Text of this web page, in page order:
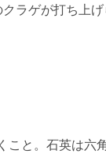
ラゲが打ち上
と。石英は六